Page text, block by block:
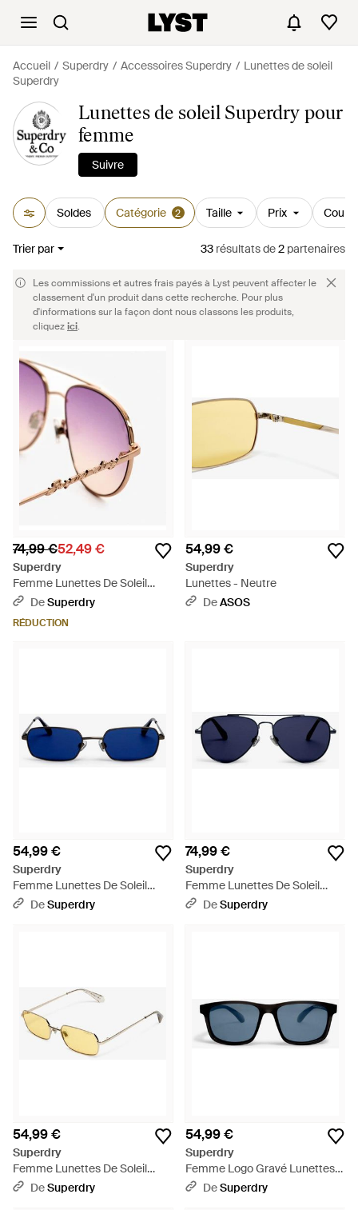
Accueil Superdry Accessoires Superdry
Lunettes de soleil
Superdry
Lunettes de soleil Superdry pour
femme
Suivre
Soldes Catégorie 2 Taille Prix
Trier par 33 résultatsde2 partenaires
Les commissions et autres frais payés à Lyst peuvent affecter le
classement d'un produit dans cette recherche. Pour plus
d'informations sur la façon dont nous classons les produits,
cliquezici.
74,99 €52,49 €
Superdry
Femme Lunettes De Soleil
Aviateur À Verres Dégradés
Taille: 1Taille - Rose
DeSuperdry
RÉDUCTION
54,99 €
Superdry
Lunettes - Neutre
DeASOS
54,99 €
Superdry
Femme Lunettes De Soleil
Rectangulaires En Métal Taille:
DeSuperdry
74,99 €
Superdry
Femme Lunettes De Soleil
Aviator Classiques Taille: 1Taille
DeSuperdry
54,99 €
Superdry
Femme Lunettes De Soleil
Rectangulaires En Métal Taille:
DeSuperdry
54,99 €
Superdry
Femme Logo Gravé Lunettes
De Soleil Carrées - Bleu
DeSuperdry